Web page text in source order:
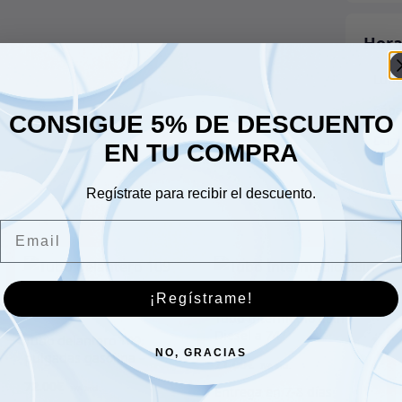
Tubo delantero 109
pulgadas gasolina –
Tubo Intermedio 88in
Diesel a 74
71.00€
CONSIGUE 5% DE DESCUENTO
EN TU COMPRA
Regístrate para recibir el descuento.
¡Regístrame!
NO, GRACIAS